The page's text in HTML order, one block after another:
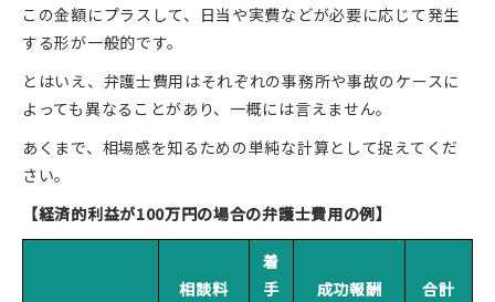
この金額にプラスして、日当や実費などが必要に応じて発生
する形が一般的です。
とはいえ、弁護士費用はそれぞれの事務所や事故のケースに
よっても異なることがあり、一概には言えません。
あくまで、相場感を知るための単純な計算として捉えてくだ
さい。
【経済的利益が100万円の場合の弁護士費用の例】
相談料
着
手
成功報酬 合計